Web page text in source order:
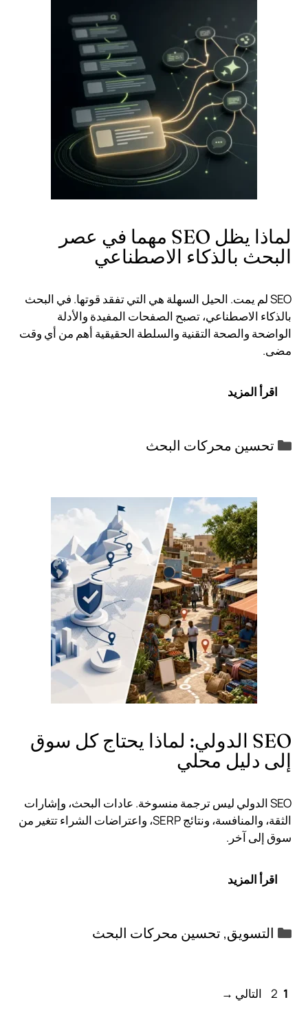
لماذا يظل SEO مهما في عصر
البحث بالذكاء الاصطناعي
SEO لم يمت. الحيل السهلة هي التي تفقد قوتها. في البحث
بالذكاء الاصطناعي، تصبح الصفحات المفيدة والأدلة
الواضحة والصحة التقنية والسلطة الحقيقية أهم من أي وقت
مضى.
اقرأ المزيد
التصنيفات
تحسين محركات البحث
SEO الدولي: لماذا يحتاج كل سوق
إلى دليل محلي
SEO الدولي ليس ترجمة منسوخة. عادات البحث، وإشارات
الثقة، والمنافسة، ونتائج SERP، واعتراضات الشراء تتغير من
سوق إلى آخر.
اقرأ المزيد
التصنيفات
التسويق, تحسين محركات البحث
Page
1
Page
2 التالي →